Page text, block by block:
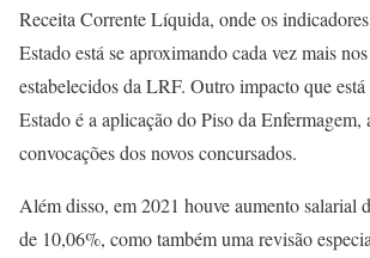
Receita Corrente Líquida, onde os
Estado está se aproximando cada vez mais
estabelecidos da LRF. Outro impacto que está
Estado é a aplicação do Piso da Enfermagem,
convocações dos novos concursados.
Além disso, em 2021 houve aumento salarial
de 10,06%, como também uma revisão